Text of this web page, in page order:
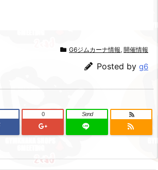
G6ジムカーナ情報, 開催情報
Posted by g6
0 Send